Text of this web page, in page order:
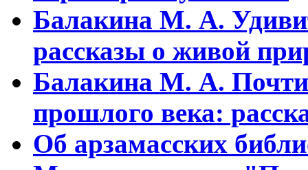
Балакина М. А.
рассказы о живой
Балакина М. А. Почти
прошлого века:
Об арзамасских